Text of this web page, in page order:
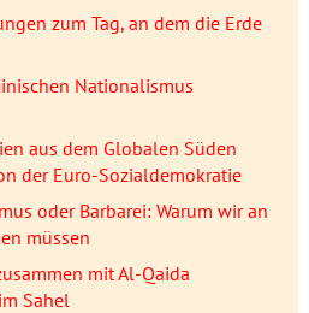
zum Tag, an dem die Erde
Nationalismus
aus dem Globalen Süden
der Euro-Sozialdemokratie
oder Barbarei: Warum wir an
müssen
mit Al-Qaida
Sahel